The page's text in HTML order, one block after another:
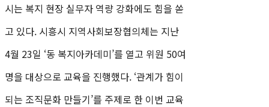
시는 복지 현장 실무자 역량 강화에도 힘을 쏟
고 있다. 시흥시 지역사회보장협의체는 지난
4월 23일 ‘동 복지아카데미’를 열고 위원 50여
명을 대상으로 교육을 진행했다. ‘관계가 힘이
되는 조직문화 만들기’를 주제로 한 이번 교육